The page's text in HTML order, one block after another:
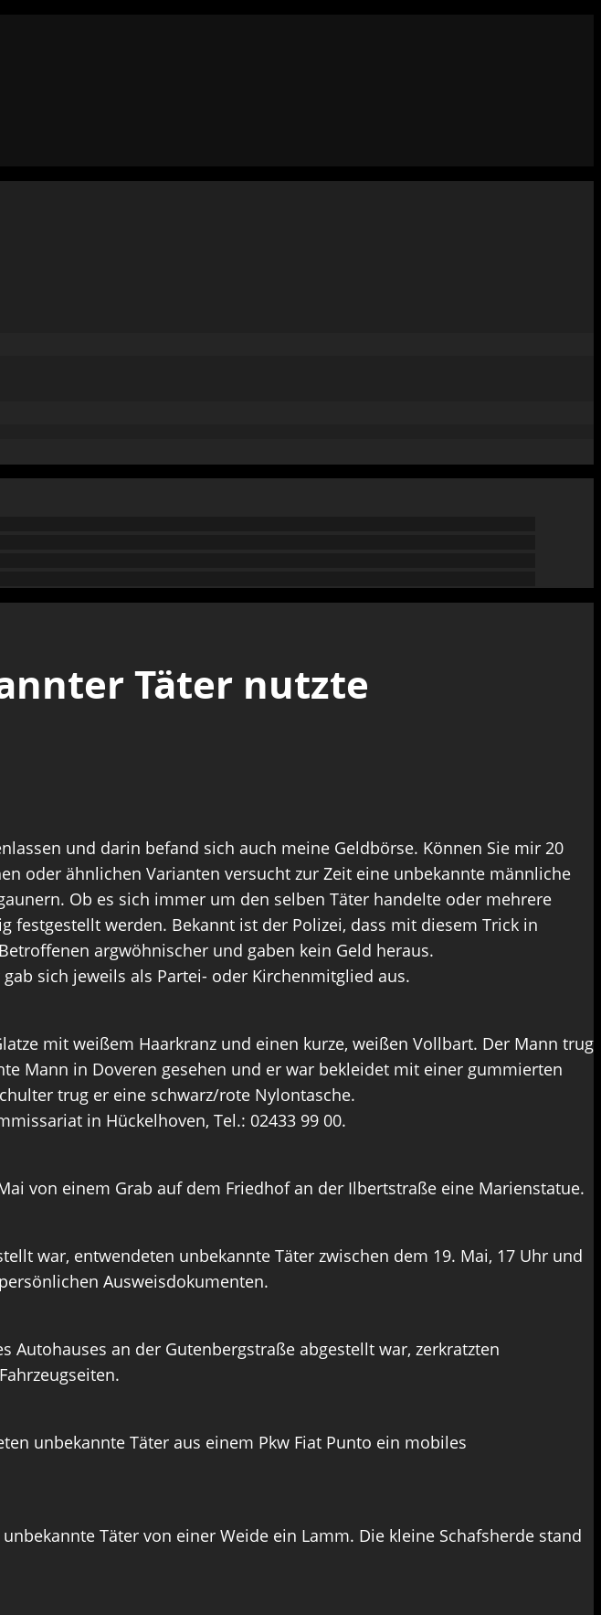
Täter nutzte
und darin befand sich auch meine Geldbörse. Können Sie mir 20
oder ähnlichen Varianten versucht zur Zeit eine unbekannte männliche
Ob es sich immer um den selben Täter handelte oder mehrere
werden. Bekannt ist der Polizei, dass mit diesem Trick in
argwöhnischer und gaben kein Geld heraus.
sich jeweils als Partei- oder Kirchenmitglied aus.
mit weißem Haarkranz und einen kurze, weißen Vollbart. Der Mann trug
Mann in Doveren gesehen und er war bekleidet mit einer gummierten
trug er eine schwarz/rote Nylontasche.
in Hückelhoven, Tel.: 02433 99 00.
von einem Grab auf dem Friedhof an der Ilbertstraße eine Marienstatue.
war, entwendeten unbekannte Täter zwischen dem 19. Mai, 17 Uhr und
Ausweisdokumenten.
Autohauses an der Gutenbergstraße abgestellt war, zerkratzten
unbekannte Täter aus einem Pkw Fiat Punto ein mobiles
Täter von einer Weide ein Lamm. Die kleine Schafsherde stand